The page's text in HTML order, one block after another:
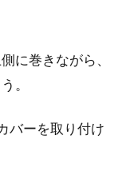
の変速段数はリア11速
に巻きながら、
。
バーを取り付け